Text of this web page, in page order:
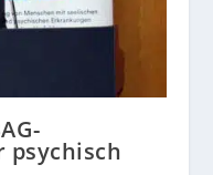
psychisch